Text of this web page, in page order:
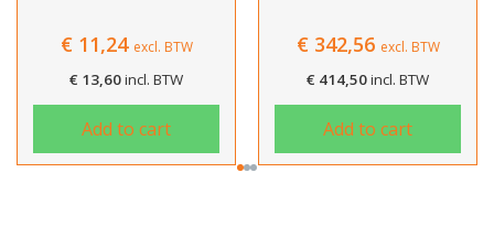
€11,24 excl. BTW
€ 13,60incl. BTW
Add to cart
€342,56 excl. BTW
€ 414,50incl. BTW
Add to cart